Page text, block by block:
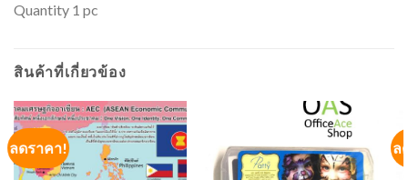
Quantity 1 pc
สินค้าที่เกี่ยวข้อง
ลดราคา! ล